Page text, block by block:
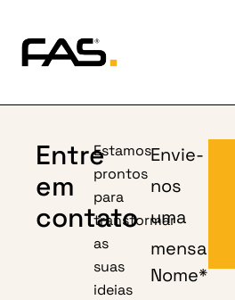
Entre
em
contato
Estamos
prontos
para
transformar
as
suas
ideias
Envie-
nos
uma
mensagem
Nome*